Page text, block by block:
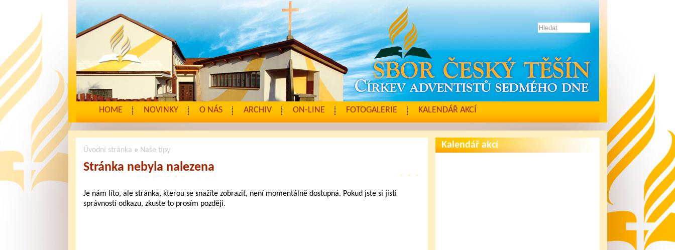
HOME NOVINKY O NÁS ARCHIV ON-LINE FOTOGALERIE KALENDÁŘ AKCÍ
Úvodní stránka » Naše tipy
Stránka nebyla nalezena
Je nám líto, ale stránka, kterou se snažíte zobrazit, není momentálně dostupná. Pokud jste si jisti
správností odkazu, zkuste to prosím později.
Kalendář akcí